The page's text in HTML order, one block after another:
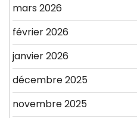
mars 2026
février 2026
janvier 2026
décembre 2025
novembre 2025